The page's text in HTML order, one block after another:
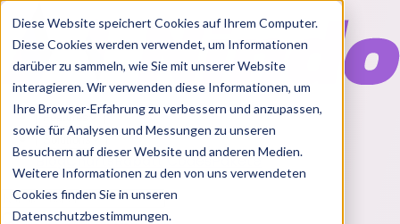
Diese Website speichert Cookies auf Ihrem Computer.
Diese Cookies werden verwendet, um Informationen
darüber zu sammeln, wie Sie mit unserer Website
interagieren. Wir verwenden diese Informationen, um
Ihre Browser-Erfahrung zu verbessern und anzupassen,
sowie für Analysen und Messungen zu unseren
Besuchern auf dieser Website und anderen Medien.
Weitere Informationen zu den von uns verwendeten
Cookies finden Sie in unseren
Datenschutzbestimmungen.
Features
Solutions
BlogChartsRabatt CodesPakete